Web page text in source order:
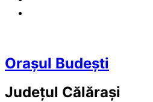
Orașul Budești
Județul Călărași